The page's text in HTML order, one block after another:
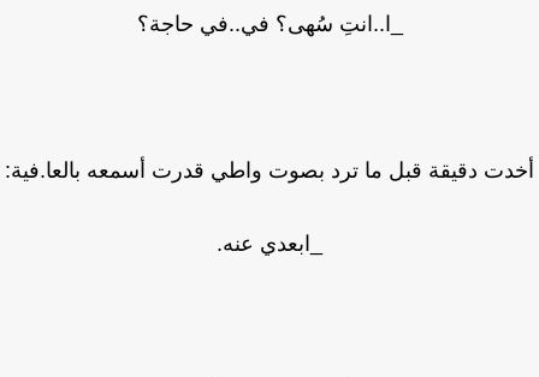
_ا..انتِ سُهى؟ في..في حاجة؟
دقيقة قبل ما ترد بصوت واطي قدرت أسمعه بالعا.فية:
_ابعدي عنه.